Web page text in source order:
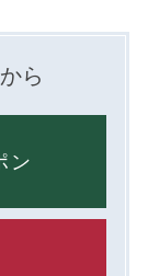
す（以下①
）。
ら
ン